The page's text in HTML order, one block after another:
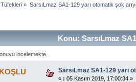
» SarsıLmaz SA1-129 yarı otomatik şok
Konu: SarsıLmaz
incelemekte.
SarsıLmaz SA1-129 yarı
« : 05 Kasım 2019, 17:00:34 »